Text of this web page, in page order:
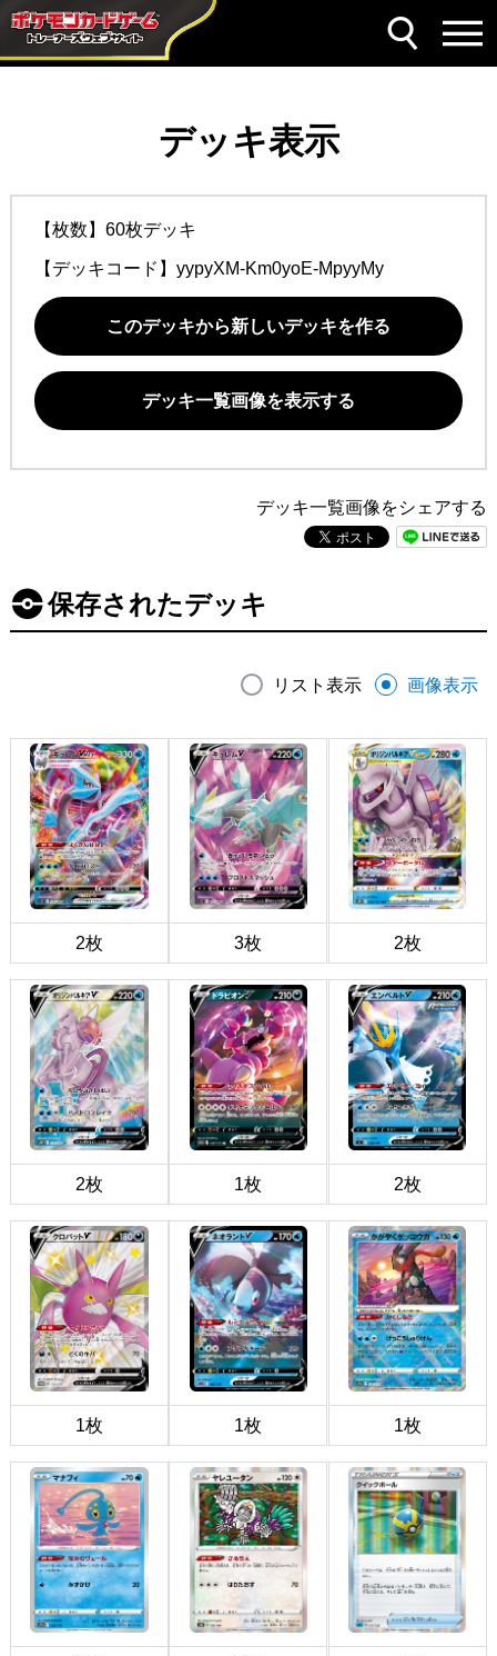
デッキ表示
【枚数】60枚デッキ
【デッキコード】 yypyXM-Km0yoE-MpyyMy
このデッキから新しいデッキを作る
デッキ一覧画像を表示する
デッキ一覧画像をシェアする
保存されたデッキ
リスト表示 画像表示
2枚 3枚 2枚
2枚 1枚 2枚
1枚 1枚 1枚